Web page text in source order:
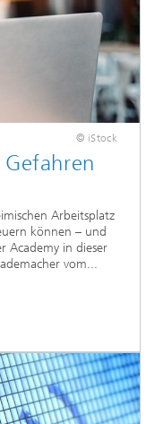
© iStock
Arbeitsplatz
können – und
Academy in dieser
vom...